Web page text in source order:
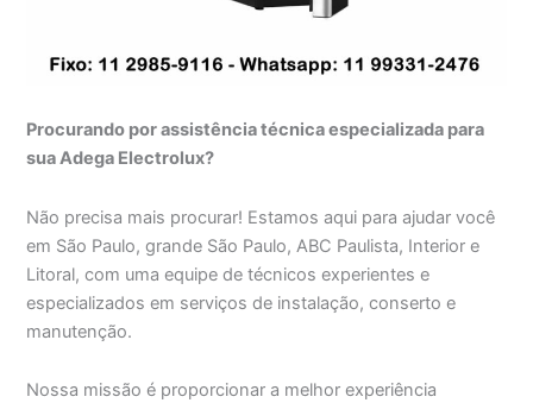
Procurando por assistência técnica especializada para
sua Adega Electrolux?
Não precisa mais procurar! Estamos aqui para ajudar você
em São Paulo, grande São Paulo, ABC Paulista, Interior e
Litoral, com uma equipe de técnicos experientes e
especializados em serviços de instalação, conserto e
manutenção.
Nossa missão é proporcionar a melhor experiência